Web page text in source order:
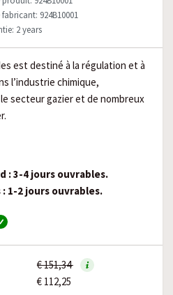
924B10001
2 years
est destiné à la régulation et à
l’industrie chimique,
secteur gazier et de nombreux
: 3-4 jours ouvrables.
1-2 jours ouvrables.
€ 151,34
€ 112,25